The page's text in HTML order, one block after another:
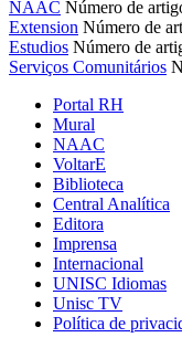
NAAC Número de
Extension Número de
Estudios Número de
Serviços Comunitários
Portal RH
Mural
NAAC
VoltarE
Biblioteca
Central Analítica
Editora
Imprensa
Internacional
UNISC Idiomas
Unisc TV
Política de